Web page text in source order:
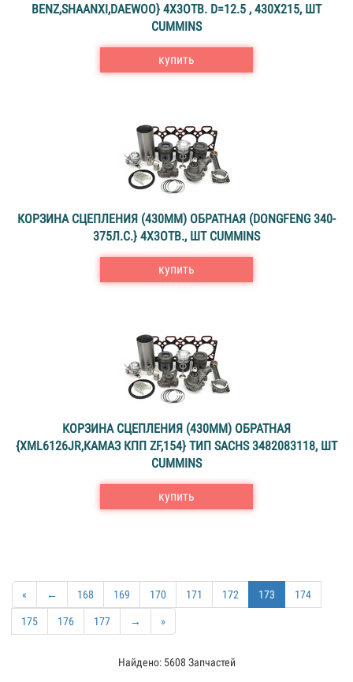
BENZ,SHAANXI,DAEWOO} 4Х3ОТВ. D=12.5 , 430X215, ШТ
CUMMINS
купить
КОРЗИНА СЦЕПЛЕНИЯ (430ММ) ОБРАТНАЯ (DONGFENG 340-
375Л.С.} 4Х3ОТВ., ШТ CUMMINS
купить
КОРЗИНА СЦЕПЛЕНИЯ (430ММ) ОБРАТНАЯ
{XML6126JR,КАМАЗ КПП ZF,154} ТИП SACHS 3482083118, ШТ
CUMMINS
купить
« ← 168 169 170 171 172 173 174
175 176 177 → »
Найдено: 5608 Запчастей